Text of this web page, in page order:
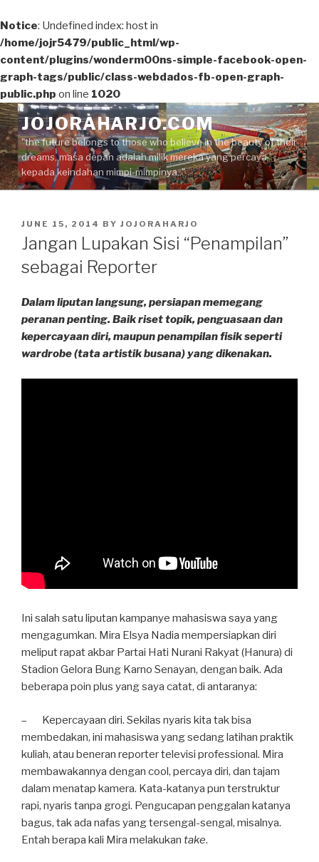
Notice: Undefined index: host in
/home/jojr5479/public_html/wp-
content/plugins/wonderm00ns-simple-facebook-open-
graph-tags/public/class-webdados-fb-open-graph-
public.php on line 1020
Skip
to
content
JOJORAHARJO.COM
"the future belongs to those who believe in the beauty of their
dreams, masa depan adalah milik mereka yang percaya
kepada keindahan mimpi-mimpinya.."
POSTED
ON
JUNE 15, 2014 BY JOJORAHARJO
Jangan Lupakan Sisi “Penampilan”
sebagai Reporter
Dalam liputan langsung, persiapan memegang
peranan penting. Baik riset topik, penguasaan dan
kepercayaan diri, maupun penampilan fisik seperti
wardrobe (tata artistik busana) yang dikenakan.
Ini salah satu liputan kampanye mahasiswa saya yang
mengagumkan. Mira Elsya Nadia mempersiapkan diri
meliput rapat akbar Partai Hati Nurani Rakyat (Hanura) di
Stadion Gelora Bung Karno Senayan, dengan baik. Ada
beberapa poin plus yang saya catat, di antaranya:
– Kepercayaan diri. Sekilas nyaris kita tak bisa
membedakan, ini mahasiswa yang sedang latihan praktik
kuliah, atau beneran reporter televisi professional. Mira
membawakannya dengan cool, percaya diri, dan tajam
dalam menatap kamera. Kata-katanya pun terstruktur
rapi, nyaris tanpa grogi. Pengucapan penggalan katanya
bagus, tak ada nafas yang tersengal-sengal, misalnya.
Entah berapa kali Mira melakukan take.